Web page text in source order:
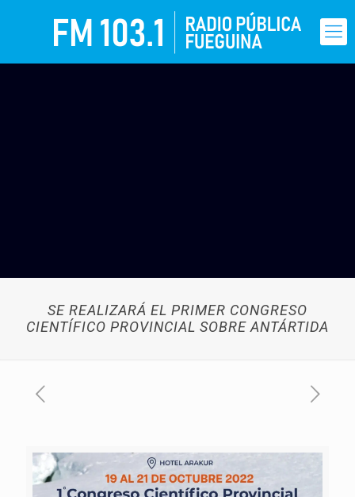
SE REALIZARÁ EL PRIMER CONGRESO
CIENTÍFICO PROVINCIAL SOBRE ANTÁRTIDA